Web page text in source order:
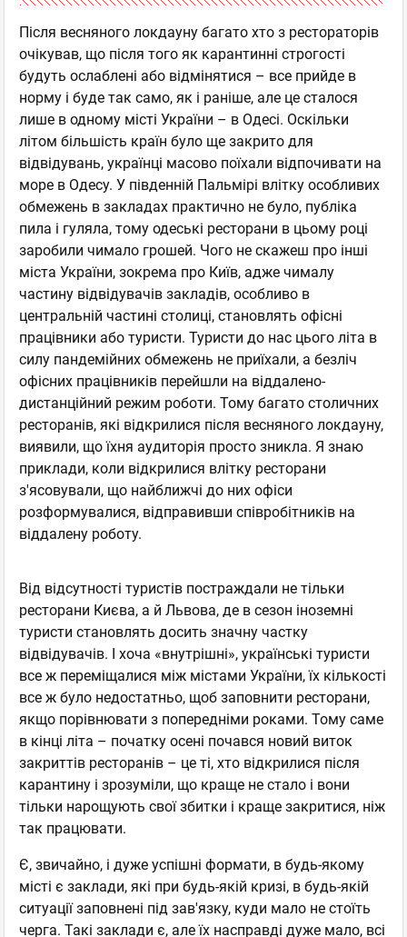
Після весняного локдауну багато хто з рестораторів
очікував, що після того як карантинні строгості
будуть ослаблені або відмінятися – все прийде в
норму і буде так само, як і раніше, але це сталося
лише в одному місті України – в Одесі. Оскільки
літом більшість країн було ще закрито для
відвідувань, українці масово поїхали відпочивати на
море в Одесу. У південній Пальмірі влітку особливих
обмежень в закладах практично не було, публіка
пила і гуляла, тому одеські ресторани в цьому році
заробили чимало грошей. Чого не скажеш про інші
міста України, зокрема про Київ, адже чималу
частину відвідувачів закладів, особливо в
центральній частині столиці, становлять офісні
працівники або туристи. Туристи до нас цього літа в
силу пандемійних обмежень не приїхали, а безліч
офісних працівників перейшли на віддалено-
дистанційний режим роботи. Тому багато столичних
ресторанів, які відкрилися після весняного локдауну,
виявили, що їхня аудиторія просто зникла. Я знаю
приклади, коли відкрилися влітку ресторани
з'ясовували, що найближчі до них офіси
розформувалися, відправивши співробітників на
віддалену роботу.
Від відсутності туристів постраждали не тільки
ресторани Києва, а й Львова, де в сезон іноземні
туристи становлять досить значну частку
відвідувачів. І хоча «внутрішні», українські туристи
все ж переміщалися між містами України, їх кількості
все ж було недостатньо, щоб заповнити ресторани,
якщо порівнювати з попередніми роками. Тому саме
в кінці літа – початку осені почався новий виток
закриттів ресторанів – це ті, хто відкрилися після
карантину і зрозуміли, що краще не стало і вони
тільки нарощують свої збитки і краще закритися, ніж
так працювати.
Є, звичайно, і дуже успішні формати, в будь-якому
місті є заклади, які при будь-якій кризі, в будь-якій
ситуації заповнені під зав'язку, куди мало не стоїть
черга. Такі заклади є, але їх насправді дуже мало, всі